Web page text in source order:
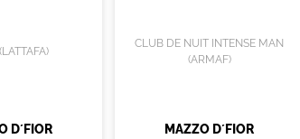
D´FIOR
CLUB DE NUIT INTENSE MAN
(ARMAF)
MAZZO D´FIOR